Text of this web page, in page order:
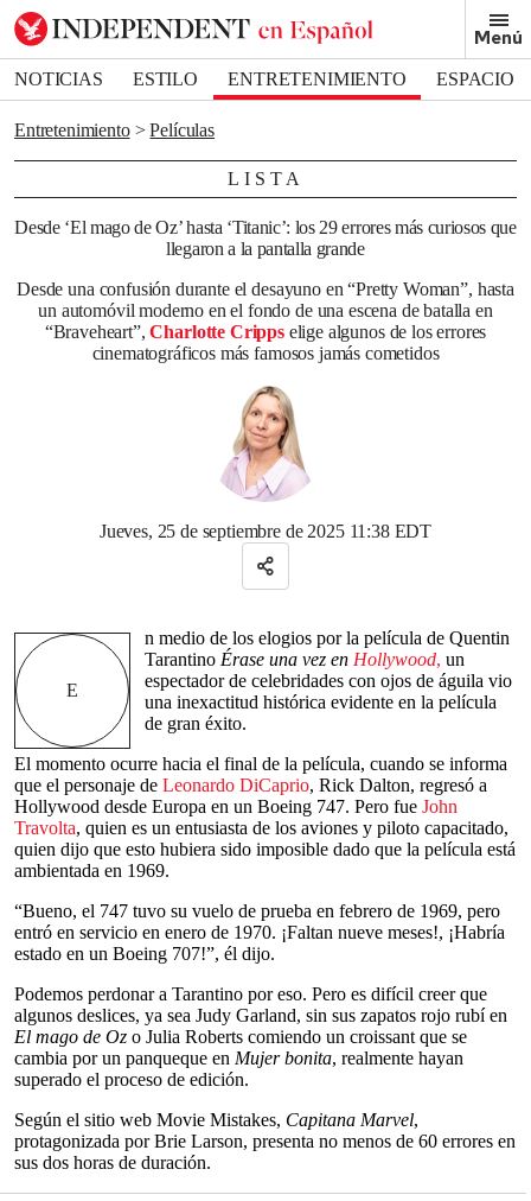
Menú
NOTICIAS ESTILO ENTRETENIMIENTO
ESPACIO
DEPORTES
Entretenimiento Películas
LISTA
Desde ‘El mago de Oz’ hasta ‘Titanic’: los 29 errores más curiosos que
llegaron a la pantalla grande
Desde una confusión durante el desayuno en “Pretty Woman”, hasta
un automóvil moderno en el fondo de una escena de batalla en
“Braveheart”,Charlotte Crippselige algunos de los errores
cinematográficos más famosos jamás cometidos
Jueves, 25 de septiembre de 2025 11:38 EDT
Bookmark popover
Removed from bookmarks
Close popover
E
n medio de los elogios por la película de Quentin
Tarantino Érase una vez en Hollywood, un
espectador de celebridades con ojos de águila vio
una inexactitud histórica evidente en la película
de gran éxito.
El momento ocurre hacia el final de la película, cuando se informa
que el personaje de Leonardo DiCaprio, Rick Dalton, regresó a
Hollywood desde Europa en un Boeing 747. Pero fue John
Travolta, quien es un entusiasta de los aviones y piloto capacitado,
quien dijo que esto hubiera sido imposible dado que la película está
ambientada en 1969.
“Bueno, el 747 tuvo su vuelo de prueba en febrero de 1969, pero
entró en servicio en enero de 1970. ¡Faltan nueve meses!, ¡Habría
estado en un Boeing 707!”, él dijo.
Podemos perdonar a Tarantino por eso. Pero es difícil creer que
algunos deslices, ya sea Judy Garland, sin sus zapatos rojo rubí en
El mago de Oz o Julia Roberts comiendo un croissant que se
cambia por un panqueque en Mujer bonita, realmente hayan
superado el proceso de edición.
Según el sitio web Movie Mistakes, Capitana Marvel,
protagonizada por Brie Larson, presenta no menos de 60 errores en
sus dos horas de duración.